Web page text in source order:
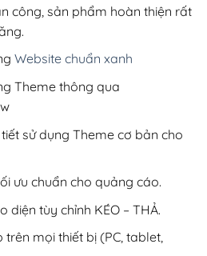
công, sản phẩm hoàn thiện rất
Website chuẩn xanh
Theme thông qua
sử dụng Theme cơ bản cho
ưu chuẩn cho quảng cáo.
diện tùy chỉnh KÉO – THẢ.
trên mọi thiết bị (PC, tablet,